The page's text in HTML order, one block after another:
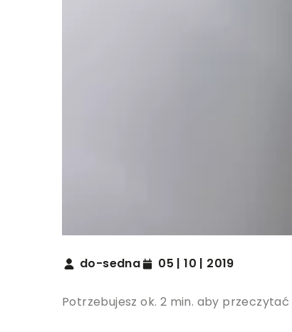
do-sedna 05 | 10 | 2019
Potrzebujesz ok. 2 min. aby